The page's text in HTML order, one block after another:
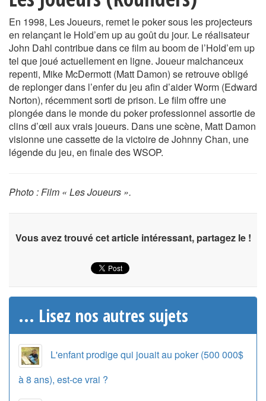
En 1998, Les Joueurs, remet le poker sous les projecteurs
en relançant le Hold’em up au goût du jour. Le réalisateur
John Dahl contribue dans ce film au boom de l’Hold’em up
tel que joué actuellement en ligne. Joueur malchanceux
repenti, Mike McDermott (Matt Damon) se retrouve obligé
de replonger dans l’enfer du jeu afin d’aider Worm (Edward
Norton), récemment sorti de prison. Le film offre une
plongée dans le monde du poker professionnel assortie de
clins d’œil aux vrais joueurs. Dans une scène, Matt Damon
visionne une cassette de la victoire de Johnny Chan, une
légende du jeu, en finale des WSOP.
Photo : Film « Les Joueurs ».
Vous avez trouvé cet article intéressant, partagez le !
... Lisez nos autres sujets
L'enfant prodige qui jouait au poker (500 000$
à 8 ans), est-ce vrai ?